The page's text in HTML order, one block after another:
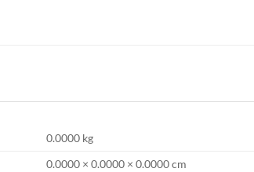
0.0000 kg
0.0000 × 0.0000 × 0.0000 cm